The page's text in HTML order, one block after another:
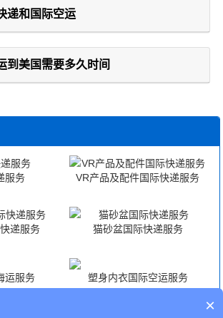
递和国际空运
到美国需要多久时间
服务 VR产品及配件国际快递服务
递服务 猫砂盆国际快递服务
运服务 塑身内衣国际空运服务
×